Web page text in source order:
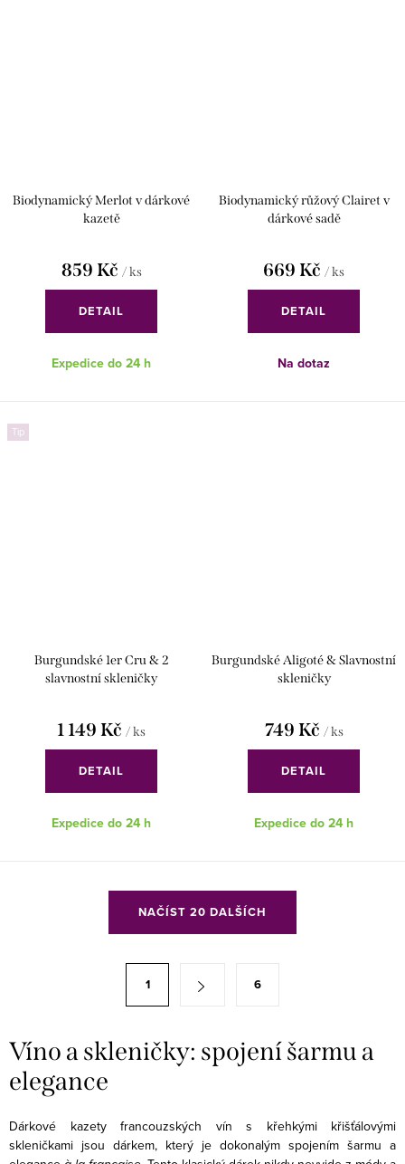
Biodynamický Merlot v dárkové
kazetě
859 Kč / ks
DETAIL
Expedice do 24 h
Biodynamický růžový Clairet v
dárkové sadě
669 Kč / ks
DETAIL
Na dotaz
Tip
Burgundské 1er Cru & 2
slavnostní skleničky
1 149 Kč / ks
DETAIL
Expedice do 24 h
Burgundské Aligoté & Slavnostní
skleničky
749 Kč / ks
DETAIL
Expedice do 24 h
c
p
v
NAČÍST 20 DALŠÍCH
á
n
k
o
v
1 6
Víno a skleničky: spojení šarmu a
elegance
Dárkové kazety francouzských vín s křehkými křišťálovými
skleničkami jsou dárkem, který je dokonalým spojením šarmu a